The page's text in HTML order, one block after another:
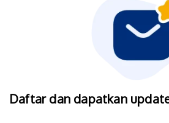
Daftar dan dapatkan